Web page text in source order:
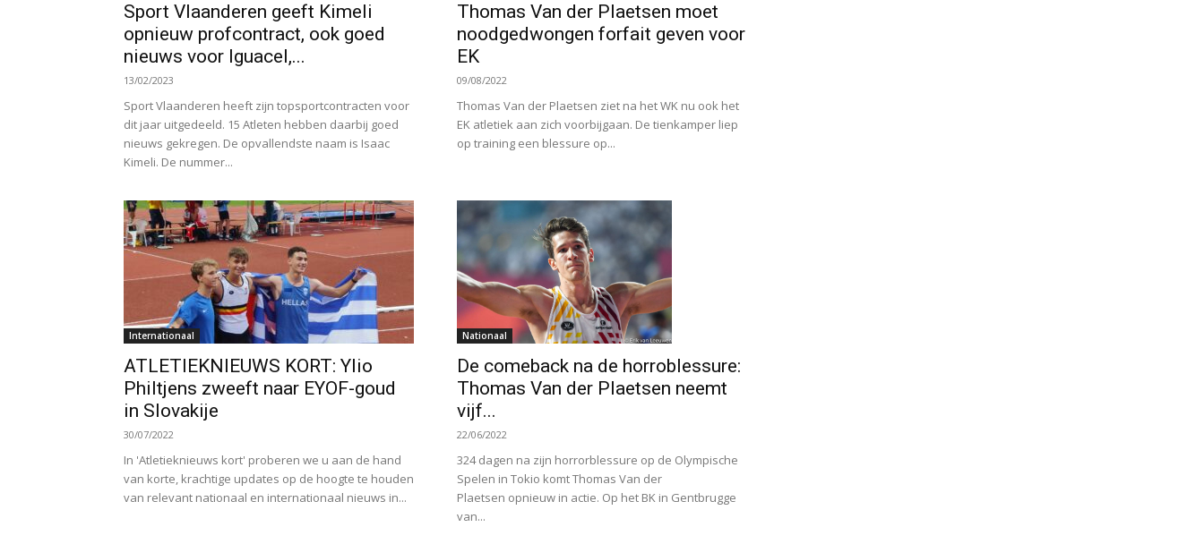
Sport Vlaanderen geeft Kimeli
opnieuw profcontract, ook goed
nieuws voor Iguacel,...
13/02/2023
Sport Vlaanderen heeft zijn topsportcontracten voor
dit jaar uitgedeeld. 15 Atleten hebben daarbij goed
nieuws gekregen. De opvallendste naam is Isaac
Kimeli. De nummer...
Thomas Van der Plaetsen moet
noodgedwongen forfait geven voor
EK
09/08/2022
Thomas Van der Plaetsen ziet na het WK nu ook het
EK atletiek aan zich voorbijgaan. De tienkamper liep
op training een blessure op...
Internationaal
ATLETIEKNIEUWS KORT: Ylio
Philtjens zweeft naar EYOF-goud
in Slovakije
30/07/2022
In 'Atletieknieuws kort' proberen we u aan de hand
van korte, krachtige updates op de hoogte te houden
van relevant nationaal en internationaal nieuws in...
Nationaal
De comeback na de horroblessure:
Thomas Van der Plaetsen neemt
vijf...
22/06/2022
324 dagen na zijn horrorblessure op de Olympische
Spelen in Tokio komt Thomas Van der
Plaetsen opnieuw in actie. Op het BK in Gentbrugge
van...